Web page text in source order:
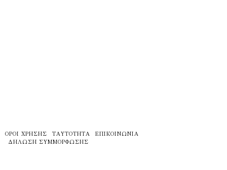
ΌΡΟΙ ΧΡΉΣΗΣ ΤΑΥΤΌΤΗΤΑ
ΕΠΙΚΟΙΝΩΝΊΑ
ΔΉΛΩΣΗ ΣΥΜΜΌΡΦΩΣΗΣ